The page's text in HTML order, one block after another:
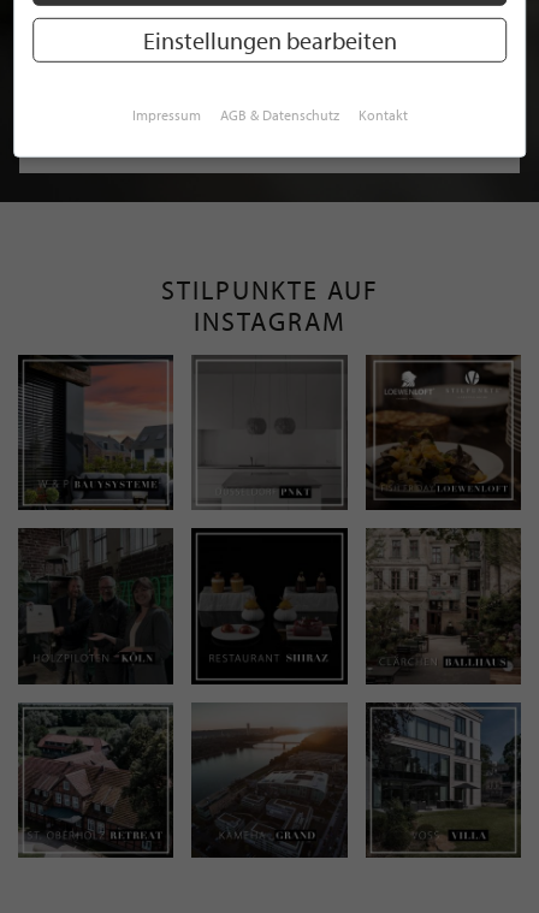
BEWERBEN SIE SICH FÜR EINE GRATIS
STILPUNKTE AUF
INSTAGRAM
Einstellungen bearbeiten
Impressum AGB & Datenschutz Kontakt